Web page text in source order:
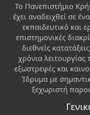
Το Πανεπιστήμιο
έχει αναδειχθεί σε
εκπαιδευτικό και
επιστημονικές
διεθνείς
χρόνια λειτουργίας
εξωστρεφές και
Ίδρυμα με
ξεχωριστή